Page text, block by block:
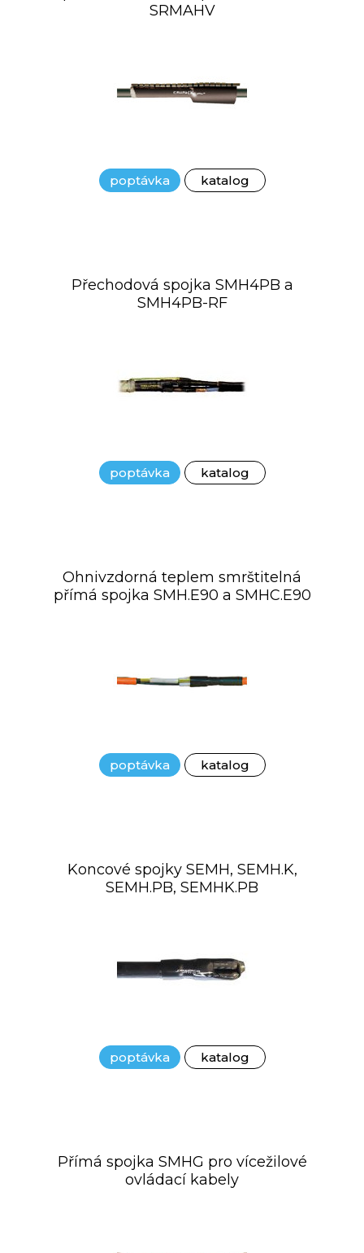
SRMAHV
poptávka katalog
Přechodová spojka SMH4PB a
SMH4PB-RF
poptávka katalog
Ohnivzdorná teplem smrštitelná
přímá spojka SMH.E90 a SMHC.E90
poptávka katalog
Koncové spojky SEMH, SEMH.K,
SEMH.PB, SEMHK.PB
poptávka katalog
Přímá spojka SMHG pro vícežilové
ovládací kabely